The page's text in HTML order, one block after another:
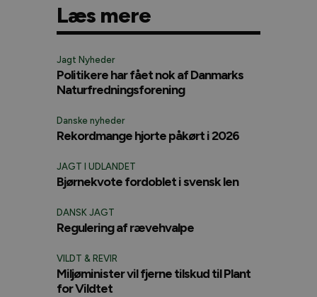
Læs mere
Jagt Nyheder
Politikere har fået nok af Danmarks
Naturfredningsforening
Danske nyheder
Rekordmange hjorte påkørt i 2026
JAGT I UDLANDET
Bjørnekvote fordoblet i svensk len
DANSK JAGT
Regulering af rævehvalpe
VILDT & REVIR
Miljøminister vil fjerne tilskud til Plant
for Vildtet